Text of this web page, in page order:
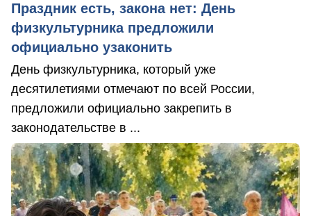
Праздник есть, закона нет: День
физкультурника предложили
официально узаконить
День физкультурника, который уже
десятилетиями отмечают по всей России,
предложили официально закрепить в
законодательстве в ...